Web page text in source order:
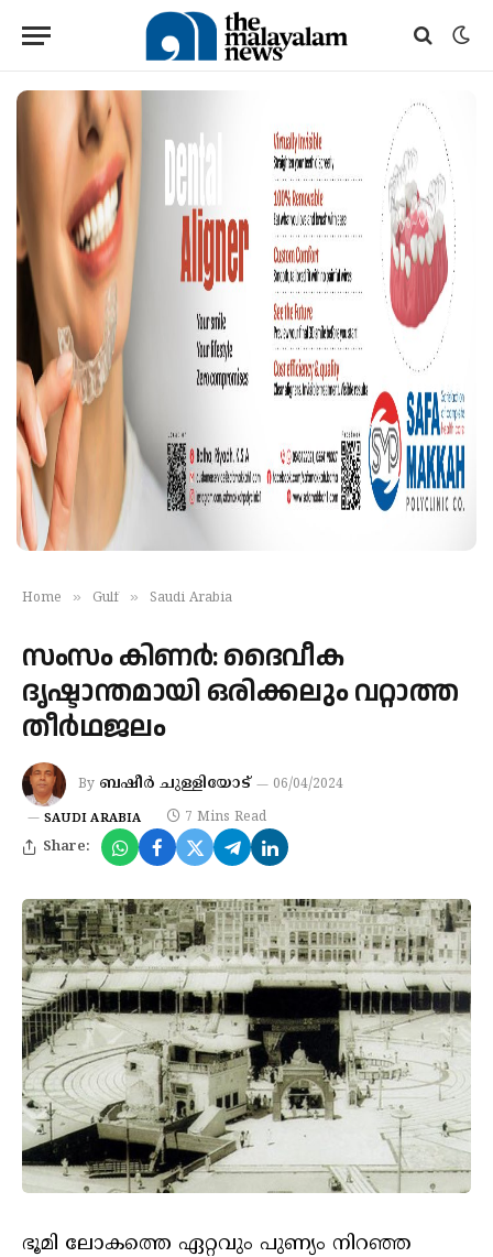
Home » Gulf » Saudi Arabia
സംസം കിണര്‍: ദൈവീക
ദൃഷ്ടാന്തമായി ഒരിക്കലും വറ്റാത്ത
തീര്‍ഥജലം
By ബഷീര്‍ ചുള്ളിയോട് 06/04/2024
SAUDI ARABIA 7 Mins Read
Share:
ഭൂമി ലോകത്തെ ഏറ്റവും പുണ്യം നിറഞ്ഞ